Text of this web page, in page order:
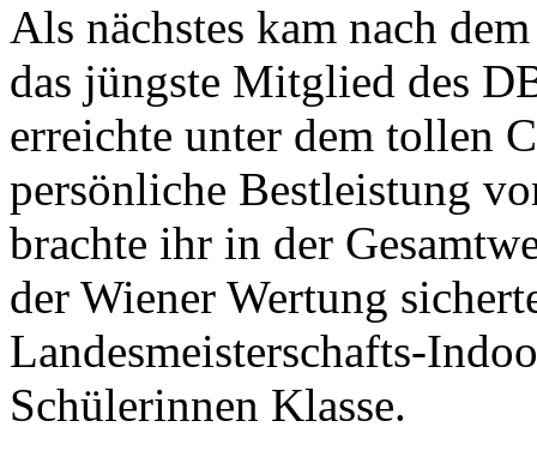
Als nächstes kam nach
das jüngste Mitglied des
erreichte unter dem tollen
persönliche Bestleistung
brachte ihr in der
der Wiener Wertung
Landesmeisterschafts-
Schülerinnen Klasse.